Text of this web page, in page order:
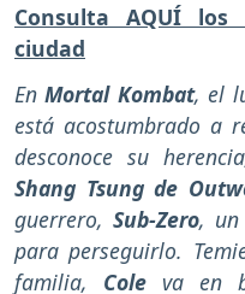
Consulta AQUÍ
ciudad
En Mortal Kombat, el
está acostumbrado a
desconoce su
Shang Tsung de
guerrero, Sub-Zero, un
para perseguirlo.
familia, Coleva en